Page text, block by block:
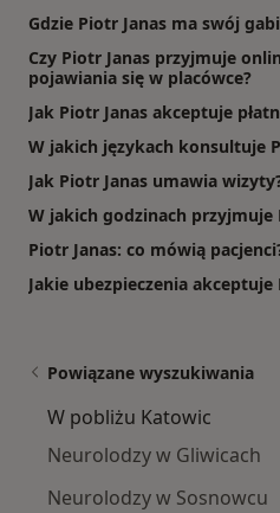
Gdzie Piotr Janas ma swój
Czy Piotr Janas przyjmuje
pojawiania się w placówce?
Jak Piotr Janas akceptuje
W jakich językach konsultuje
Jak Piotr Janas umawia
W jakich godzinach przyjmuje
Piotr Janas: co mówią
Jakie ubezpieczenia akceptuje
Powiązane wyszukiwania
W pobliżu Katowic
Neurolodzy w Gliwicach
Neurolodzy w Sosnowcu